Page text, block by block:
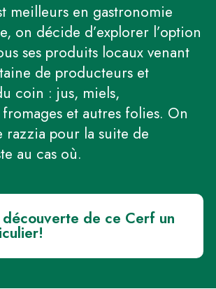
meilleurs en gastronomie
on décide d’explorer l’option
ses produits locaux venant
de producteurs et
coin : jus, miels,
et autres folies. On
razzia pour la suite de
au cas où.
découverte de ce Cerf un